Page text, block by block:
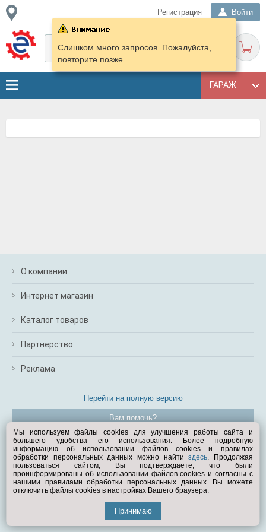
Регистрация Войти
ГАРАЖ
Слишком много запросов. Пожалуйста,
повторите позже.
О компании
Интернет магазин
Каталог товаров
Партнерство
Реклама
Перейти на полную версию
Вам помочь?
© Exist.ru 1998—2026
Мы используем файлы cookies для улучшения работы сайта и
большего удобства его использования. Более подробную
информацию об использовании файлов cookies и правилах
обработки персональных данных можно найтиздесь. Продолжая
пользоваться сайтом, Вы подтверждаете, что были
проинформированы об использовании файлов cookies и согласны с
нашими правилами обработки персональных данных. Вы можете
отключить файлы cookies в настройках Вашего браузера.
Принимаю